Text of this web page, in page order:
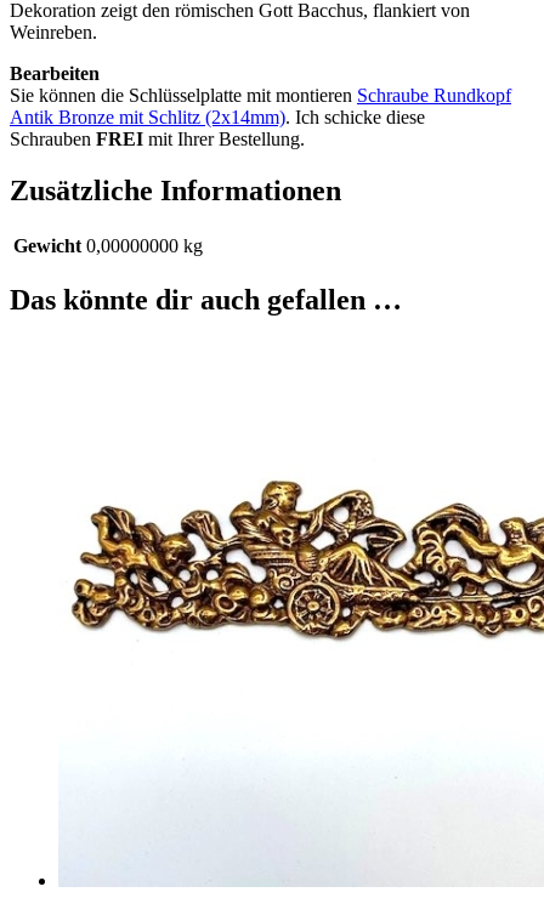
Dekoration zeigt den römischen Gott Bacchus, flankiert von
Weinreben.
Bearbeiten
Sie können die Schlüsselplatte mit montieren Schraube Rundkopf
Antik Bronze mit Schlitz (2x14mm). Ich schicke diese
Schrauben FREI mit Ihrer Bestellung.
Zusätzliche Informationen
Gewicht 0,00000000 kg
Das könnte dir auch gefallen …